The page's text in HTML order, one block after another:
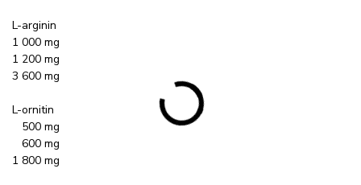
L-arginin
1 000 mg
1 200 mg
3 600 mg
L-ornitin
500 mg
600 mg
1 800 mg